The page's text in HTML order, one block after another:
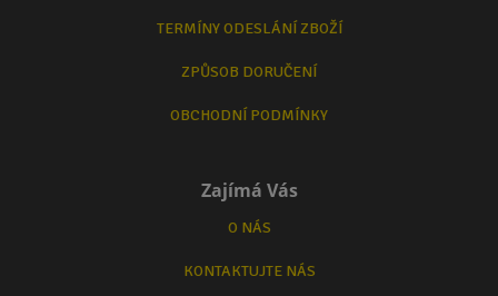
TERMÍNY ODESLÁNÍ ZBOŽÍ
ZPŮSOB DORUČENÍ
OBCHODNÍ PODMÍNKY
Zajímá Vás
O NÁS
KONTAKTUJTE NÁS